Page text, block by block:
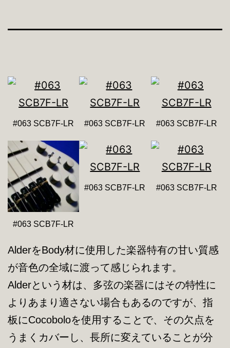
#063 SCB7F-LR #063 SCB7F-LR #063 SCB7F-LR
#063 SCB7F-LR
#063 SCB7F-LR #063 SCB7F-LR
AlderをBody材に使用した楽器特有の甘い質感
が音色の全域に渡って感じられます。
Alderという材は、多弦の楽器にはその特性に
よりあまり適さない場合もあるのですが、指
板にCocoboloを使用することで、その欠点を
うまくカバーし、長所に変えていることが分